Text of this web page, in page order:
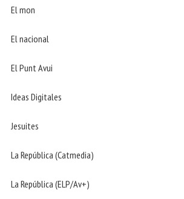
El mon
El nacional
El Punt Avui
Ideas Digitales
Jesuites
La República (Catmedia)
La República (ELP/Av+)